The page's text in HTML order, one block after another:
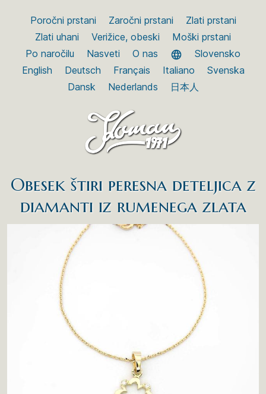
Poročni prstani Zaročni prstani
Zlati prstani
Zlati uhani
Verižice, obeski
Moški prstani
Po naročilu
Nasveti O nas
Slovensko
English
Deutsch Français Italiano
Svenska
Dansk
Nederlands 日本人
Obesek štiri peresna deteljica z
diamanti iz rumenega zlata